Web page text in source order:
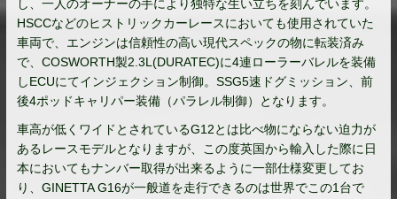
し、一人のオーナーの手により独特な生い立ちを刻んでいます。
HSCCなどのヒストリックカーレースにおいても使用されていた
車両で、 エンジンは信頼性の高い現代スペックの物に転装済み
で、COSWORTH製2.3L(DURATEC)に4連ローラーバレルを装備
しECUにてインジェクション制御。SSG5速ドグミッション、前
後4ポッドキャリパー装備（パラレル制御）となります。
車高が低くワイドとされているG12とは比べ物にならない迫力が
あるレースモデルとなりますが、この度英国から輸入した際に日
本においてもナンバー取得が出来るように一部仕様変更してお
り、 GINETTA G16が一般道を走行できるのは世界でこの1台で